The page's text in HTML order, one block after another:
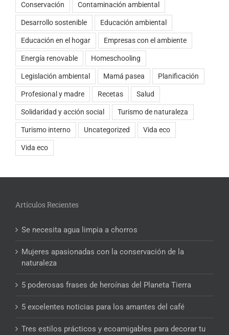
Conservación Contaminación ambiental
Desarrollo sostenible Educación ambiental
Educación en el hogar Empresas con el ambiente
Energía renovable Homeschooling
Legislación ambiental Mamá pasea Planificación
Profesional y madre Recetas Salud
Solidaridad y acción social Turismo de naturaleza
Turismo interno Uncategorized Vida eco
Vida eco
Artículos Recientes
Se necesita agua limpia a chorros
Mujeres apasionadas con la conservación de la
naturaleza
5 poderosas frases de heroínas del Planeta Tierra
5 excelentes noticias para los amantes del café
Tres estilos prácticos y ecoamigables para decorar tu